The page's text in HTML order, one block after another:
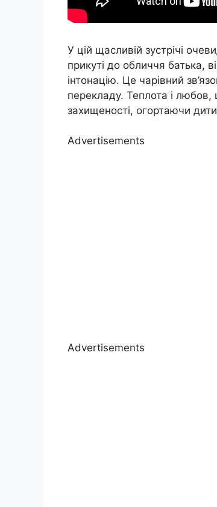
У цій щасливій зустрічі
прикуті до обличчя батька,
інтонацію. Це чарівний
перекладу. Теплота і любов,
захищеності, огортаючи
Advertisements
Advertisements